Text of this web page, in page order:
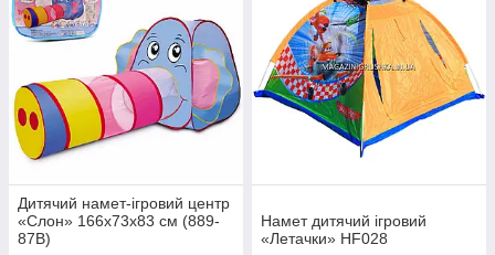
Дитячий намет-ігровий центр
«Слон» 166х73х83 см (889-
87B)
Намет дитячий ігровий
«Летачки» HF028